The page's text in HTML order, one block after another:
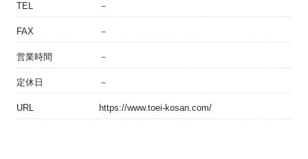
TEL －
FAX －
営業時間 －
定休日 －
URL https://www.toei-kosan.com/